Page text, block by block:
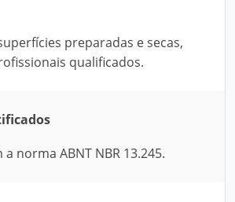
preparadas e secas,
qualificados.
norma ABNT NBR 13.245.